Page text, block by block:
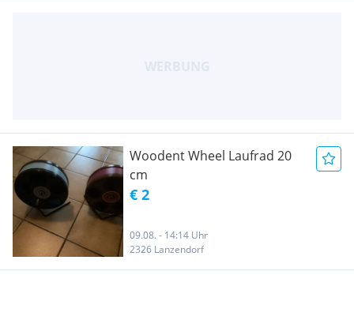
Woodent Wheel Laufrad 20
cm
€ 2
09.08. - 14:14 Uhr
2326 Lanzendorf